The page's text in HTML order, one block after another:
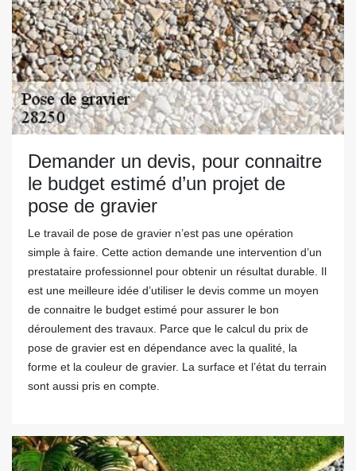
Demander un devis, pour connaitre
le budget estimé d’un projet de
pose de gravier
Le travail de pose de gravier n’est pas une opération
simple à faire. Cette action demande une intervention d’un
prestataire professionnel pour obtenir un résultat durable. Il
est une meilleure idée d’utiliser le devis comme un moyen
de connaitre le budget estimé pour assurer le bon
déroulement des travaux. Parce que le calcul du prix de
pose de gravier est en dépendance avec la qualité, la
forme et la couleur de gravier. La surface et l’état du terrain
sont aussi pris en compte.